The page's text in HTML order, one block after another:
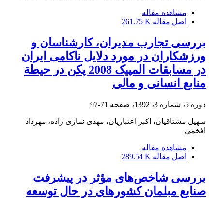
مشاهده مقاله
اصل مقاله 261.75 K
بررسی تجارب مدیران، کارشناسان و
ورزشکاران در مورد دلایل ناکامی ایران
در مسابقات المپیک 2008 پکن در حیطة
منابع انسانی و مالی
دوره 5، شماره 3، 1392، صفحه 71-97
سهیل مشتاقیان، اکبر اعتباریان، مهدی نمازی زاده، مهرداد
افخمی
مشاهده مقاله
اصل مقاله 289.54 K
بررسی شاخص‌های مؤثر در پیشرفت
صنایع مبلمان کشورهای در حال توسعه